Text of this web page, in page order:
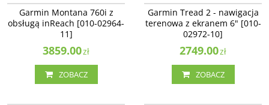
NOWOŚĆ BESTSELLER
Garmin Montana 760i z obsługą
inReach [010-02964-11]
Garmin Montana 760i z
obsługą inReach [010-02964-
11]
3859.00zł
ZOBACZ
NOWOŚĆ NAJLEPSZE
Garmin Tread 2 - nawigacja
terenowa z ekranem 6" [010-02972-
10]
Garmin Tread 2 - nawigacja
terenowa z ekranem 6" [010-
02972-10]
2749.00zł
ZOBACZ